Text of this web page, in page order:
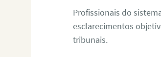
Profissionais do
esclarecimentos
tribunais.